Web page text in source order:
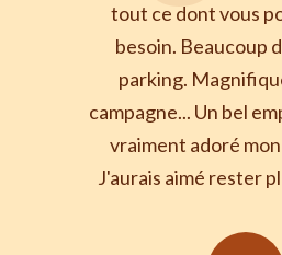
tout ce dont vous
besoin. Beaucoup
parking.
campagne... Un bel
vraiment adoré
J'aurais aimé rester